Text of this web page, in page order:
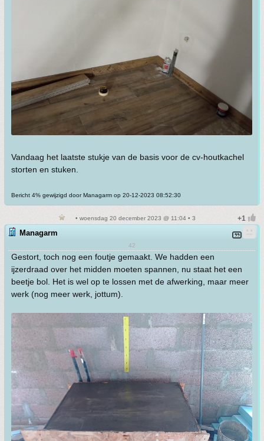
Vandaag het laatste stukje van de basis voor de cv-houtkachel
storten en stuken.
Bericht 4% gewijzigd door Managarm op 20-12-2023 08:52:30
• woensdag 20 december 2023 @ 11:04 • 3
Managarm
42
Gestort, toch nog een foutje gemaakt. We hadden een
ijzerdraad over het midden moeten spannen, nu staat het een
beetje bol. Het is wel op te lossen met de afwerking, maar meer
werk (nog meer werk, jottum).